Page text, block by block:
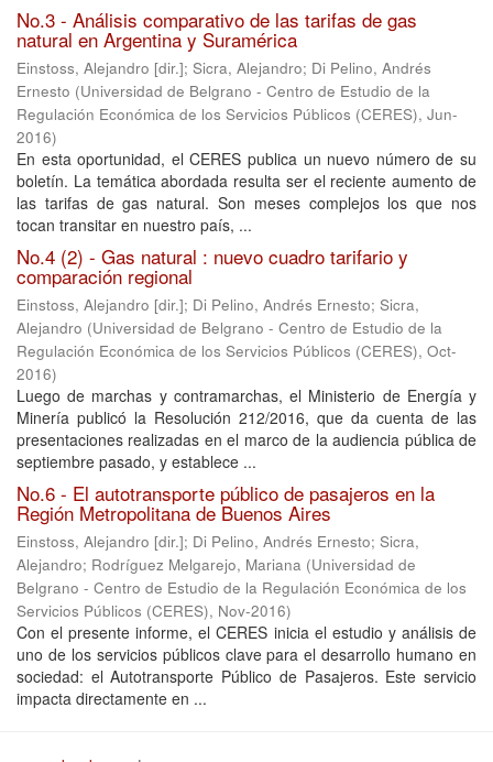
No.3 - Análisis comparativo de las tarifas de gas
natural en Argentina y Suramérica
Einstoss, Alejandro [dir.]; Sicra, Alejandro; Di Pelino, Andrés
Ernesto (Universidad de Belgrano - Centro de Estudio de la
Regulación Económica de los Servicios Públicos (CERES), Jun-
2016)
En esta oportunidad, el CERES publica un nuevo número de su
boletín. La temática abordada resulta ser el reciente aumento de
las tarifas de gas natural. Son meses complejos los que nos
tocan transitar en nuestro país, ...
No.4 (2) - Gas natural : nuevo cuadro tarifario y
comparación regional
Einstoss, Alejandro [dir.]; Di Pelino, Andrés Ernesto; Sicra,
Alejandro (Universidad de Belgrano - Centro de Estudio de la
Regulación Económica de los Servicios Públicos (CERES), Oct-
2016)
Luego de marchas y contramarchas, el Ministerio de Energía y
Minería publicó la Resolución 212/2016, que da cuenta de las
presentaciones realizadas en el marco de la audiencia pública de
septiembre pasado, y establece ...
No.6 - El autotransporte público de pasajeros en la
Región Metropolitana de Buenos Aires
Einstoss, Alejandro [dir.]; Di Pelino, Andrés Ernesto; Sicra,
Alejandro; Rodríguez Melgarejo, Mariana (Universidad de
Belgrano - Centro de Estudio de la Regulación Económica de los
Servicios Públicos (CERES), Nov-2016)
Con el presente informe, el CERES inicia el estudio y análisis de
uno de los servicios públicos clave para el desarrollo humano en
sociedad: el Autotransporte Público de Pasajeros. Este servicio
impacta directamente en ...